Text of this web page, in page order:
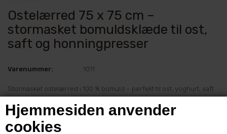
Hjemmesiden anvender
cookies
Ostelærred 75 x 75 cm –
stormasket bomuldsklæde til ost,
saft og honningpresser
Varenummer: 1011
Stormasket ostelærred i 100 % bomuld – perfekt til ost, yoghurt, saft
certificeret.
Pris ved 1 stk.